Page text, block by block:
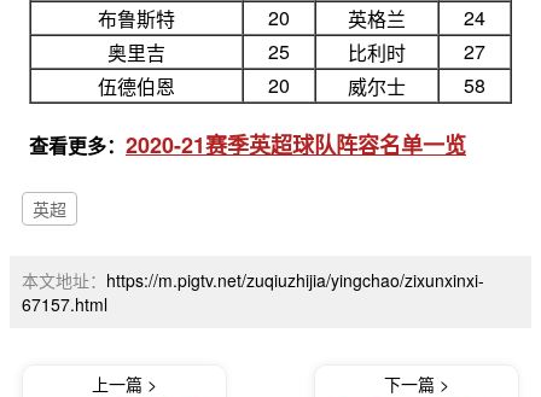
布鲁斯特
20 英格兰
24
奥里吉
25 比利时
27
伍德伯恩
20 威尔士 58
查看更多： 2020-21赛季英超球队阵容名单一览
英超
本文地址： https://m.pigtv.net/zuqiuzhijia/yingchao/zixunxinxi-
67157.html
上一篇 >
下一篇 >